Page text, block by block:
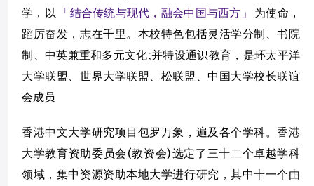
学，以 「结合传统与现代，融会中国与西方」 为使命，
蹈厉奋发，志在千里。本校特色包括灵活学分制、书院
制、中英兼重和多元文化;并特设通识教育，是环太平洋
大学联盟、世界大学联盟、松联盟、中国大学校长联谊
会成员
香港中文大学研究项目包罗万象，遍及各个学科。香港
大学教育资助委员会(教资会)选定了三十二个卓越学科
领域，集中资源资助本地大学进行研究，其中十一个由